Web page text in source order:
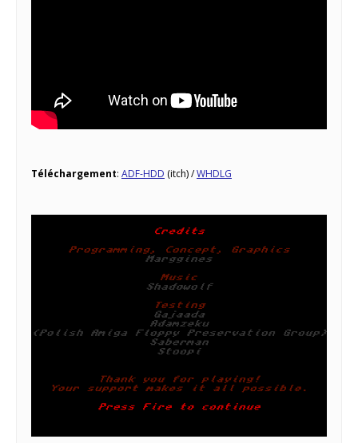
Téléchargement: ADF-HDD (itch) /WHDLG